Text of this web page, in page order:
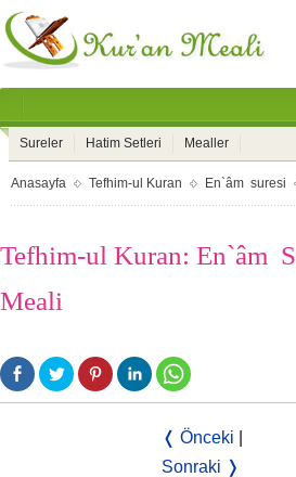
Sureler Hatim Setleri Mealler
Anasayfa Tefhim-ul Kuran En`âm suresi
Tefhim-ul Kuran: En`âm
Meali
❬ Önceki
Sonraki ❭